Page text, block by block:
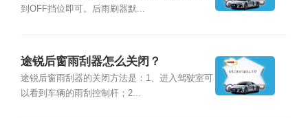
到OFF挡位即可。后雨刷器默...
途锐后窗雨刮器怎么关闭？
途锐后窗雨刮器的关闭方法是：1、进入驾驶室可
以看到车辆的雨刮控制杆；2...